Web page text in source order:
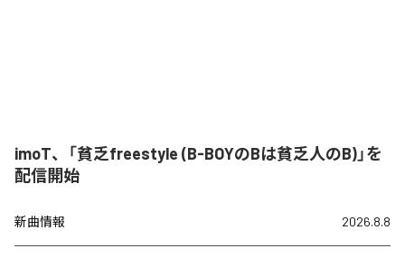
imoT、「貧乏freestyle (B-BOYのBは貧乏人のB)」を
配信開始
新曲情報 2026.8.8